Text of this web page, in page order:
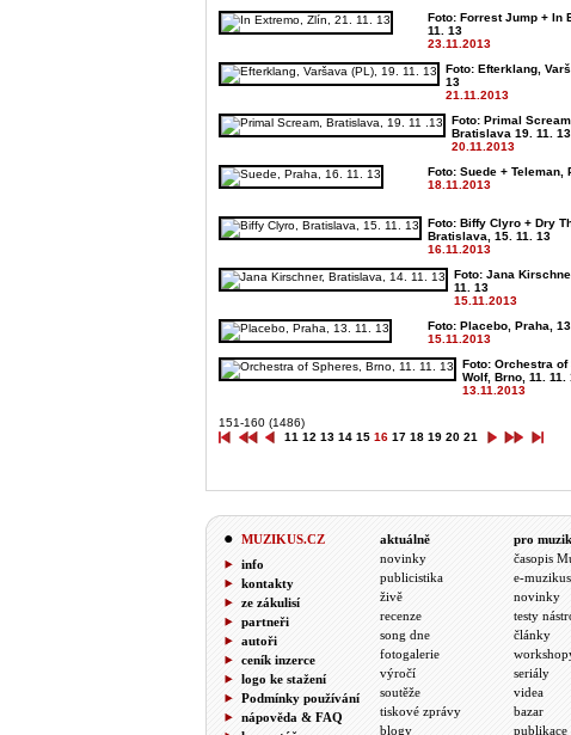
Foto: Forrest Jump + In
11. 13
23.11.2013
Foto: Efterklang,
13
21.11.2013
Foto: Primal Scream
Bratislava 19. 11. 13
20.11.2013
Foto: Suede + Teleman,
18.11.2013
Foto: Biffy Clyro + Dry
Bratislava, 15. 11. 13
16.11.2013
Foto: Jana
11. 13
15.11.2013
Foto: Placebo, Praha,
15.11.2013
Foto: Orchestra of
Wolf, Brno, 11. 11.
13.11.2013
151-160 (1486)
11 12 13 14 15 16 17 18 19 20 21
MUZIKUS.CZ
info
kontakty
ze zákulisí
partneři
autoři
ceník inzerce
logo ke stažení
Podmínky používání
nápověda & FAQ
aktuálně
novinky
publicistika
živě
recenze
song dne
fotogalerie
výročí
soutěže
tiskové zprávy
blogy
pro
časopis
e-muzikus
novinky
testy
články
seriály
videa
bazar
publikace